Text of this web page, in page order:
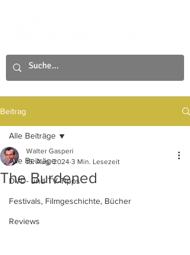
Beitrag
Alle Beiträge
DVD- und TV-Tipps
Festivals, Filmgeschichte, Bücher
Reviews
Alle Beiträge
The Burdened
Walter Gasperi
15. Aug. 2024 3 Min. Lesezeit